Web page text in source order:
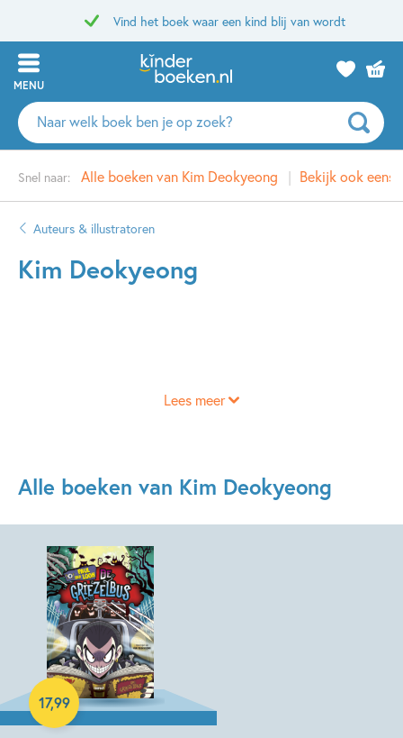
Vind het boek waar een kind blij van wordt
MENU
Zoeken
naar
auteurs
en
uitgevers
Snel naar: Alle boeken van Kim Deokyeong Bekijk ook eens
Auteurs & illustratoren
Kim Deokyeong
Lees meer
Alle boeken van Kim Deokyeong
17,99
Hardcover